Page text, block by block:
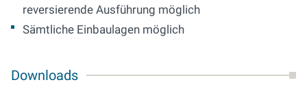
reversierende Ausführung möglich
Sämtliche Einbaulagen möglich
Downloads